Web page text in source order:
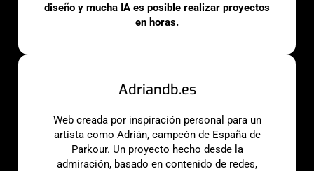
diseño y mucha IA es posible realizar proyectos
en horas.
Adriandb.es
Web creada por inspiración personal para un
artista como Adrián, campeón de España de
Parkour. Un proyecto hecho desde la
admiración, basado en contenido de redes,